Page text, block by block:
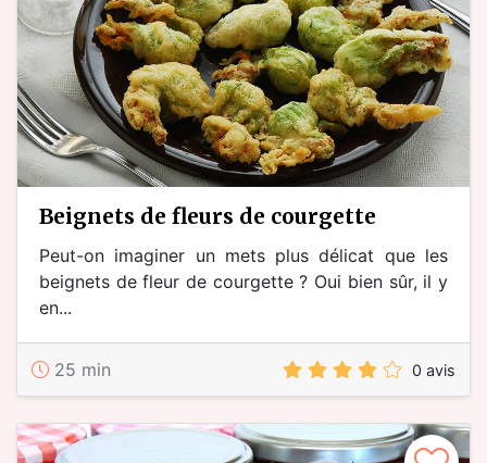
beignets de fleurs de courgette
Peut-on imaginer un mets plus délicat que les
beignets de fleur de courgette ? Oui bien sûr, il y
en...
25 min 0 avis